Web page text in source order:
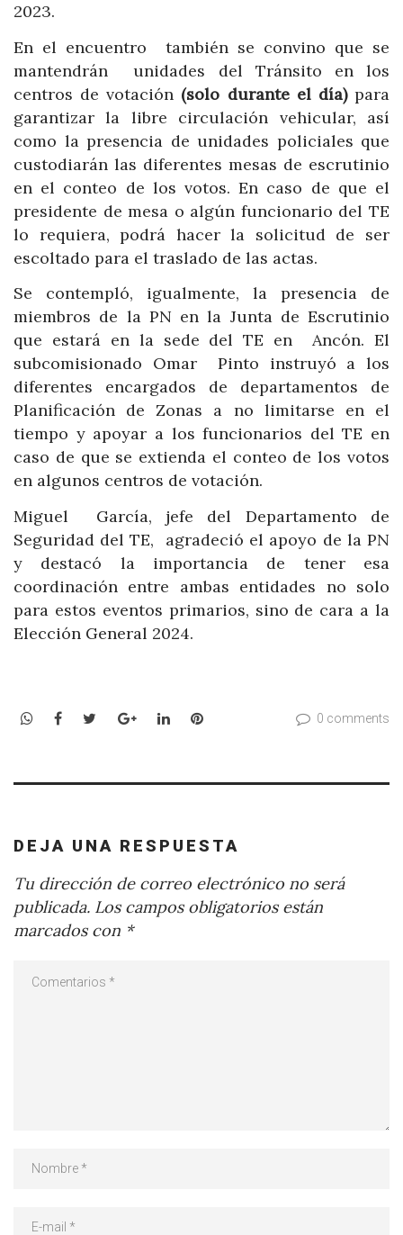
2023.
En el encuentro también se convino que se
mantendrán unidades del Tránsito en los
centros de votación (solo durante el día)para
garantizar la libre circulación vehicular, así
como la presencia de unidades policiales que
custodiarán las diferentes mesas de escrutinio
en el conteo de los votos. En caso de que el
presidente de mesa o algún funcionario del TE
lo requiera, podrá hacer la solicitud de ser
escoltado para el traslado de las actas.
Se contempló, igualmente, la presencia de
miembros de la PN en la Junta de Escrutinio
que estará en la sede del TE en Ancón. El
subcomisionado Omar Pinto instruyó a los
diferentes encargados de departamentos de
Planificación de Zonas a no limitarse en el
tiempo y apoyar a los funcionarios del TE en
caso de que se extienda el conteo de los votos
en algunos centros de votación.
Miguel García, jefe del Departamento de
Seguridad del TE, agradeció el apoyo de la PN
y destacó la importancia de tener esa
coordinación entre ambas entidades no solo
para estos eventos primarios, sino de cara a la
Elección General 2024.
WhatsApp
Facebook
TwitterGoogle+LinkedInPinterest 0 comments
DEJA UNA RESPUESTA
Tu dirección de correo electrónico no será
publicada. Los campos obligatorios están
marcados con *